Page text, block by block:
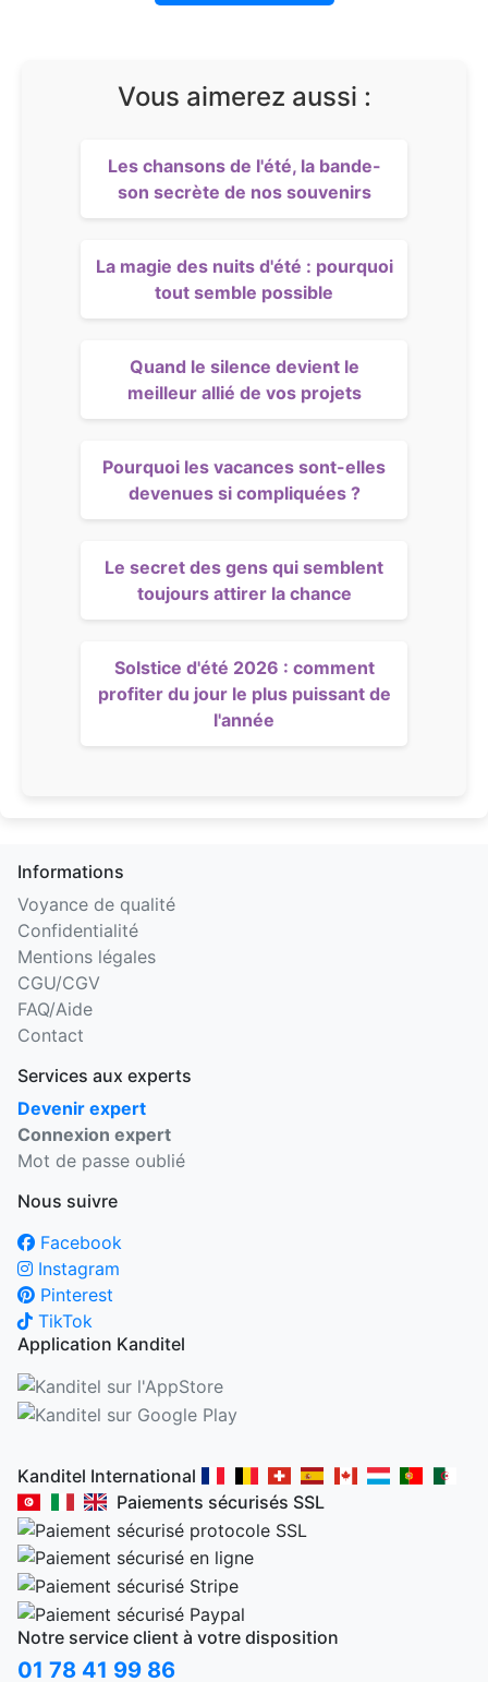
Vous aimerez aussi :
Les chansons de l'été, la bande-
son secrète de nos souvenirs
La magie des nuits d'été : pourquoi
tout semble possible
Quand le silence devient le
meilleur allié de vos projets
Pourquoi les vacances sont-elles
devenues si compliquées ?
Le secret des gens qui semblent
toujours attirer la chance
Solstice d'été 2026 : comment
profiter du jour le plus puissant de
l'année
Informations
Voyance de qualité
Confidentialité
Mentions légales
CGU/CGV
FAQ/Aide
Contact
Services aux experts
Devenir expert
Connexion expert
Mot de passe oublié
Nous suivre
Facebook
Instagram
Pinterest
TikTok
Application Kanditel
Kanditel International
Paiements sécurisés SSL
Notre service client à votre disposition
01 78 41 99 86